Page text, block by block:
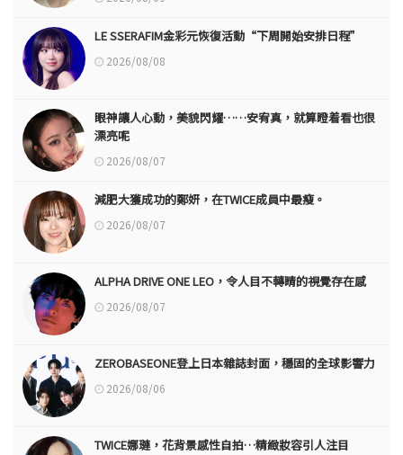
LE SSERAFIM金彩元恢復活動“下周開始安排日程”
2026/08/08
眼神讓人心動，美貌閃耀……安宥真，就算瞪着看也很
漂亮呢
2026/08/07
減肥大獲成功的鄭妍，在TWICE成員中最瘦。
2026/08/07
ALPHA DRIVE ONE LEO，令人目不轉睛的視覺存在感
2026/08/07
ZEROBASEONE登上日本雜誌封面，穩固的全球影響力
2026/08/06
TWICE娜璉，花背景感性自拍…精緻妝容引人注目